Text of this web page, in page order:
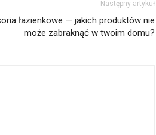
Następny artykuł
łazienkowe — jakich produktów nie
może zabraknąć w twoim domu?